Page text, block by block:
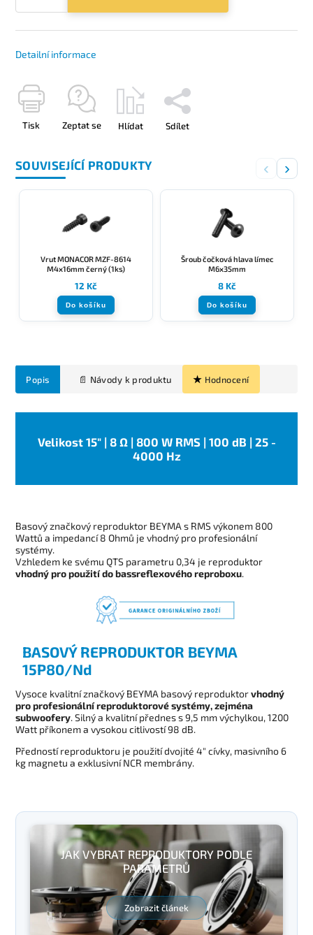
Detailní informace
Tisk Zeptat se Hlídat Sdílet
SOUVISEJÍCÍ PRODUKTY ‹ ›
Vrut MONACOR MZF-8614
M4x16mm černý (1ks)
12 Kč
Do košíku
Šroub čočková hlava límec
M6x35mm
8 Kč
Do košíku
Popis Hodnocení
Velikost 15" | 8 Ω | 800 W RMS | 100 dB | 25 -
4000 Hz
Basový značkový reproduktor BEYMA s RMS výkonem 800
Wattů a impedancí 8 Ohmů je vhodný pro profesionální
systémy.
Vzhledem ke svému QTS parametru 0,34 je reproduktor
vhodný pro použití do bassreflexového reproboxu.
BASOVÝ REPRODUKTOR BEYMA
15P80/Nd
Vysoce kvalitní značkový BEYMA basový reproduktorvhodný
pro profesionální reproduktorové systémy, zejména
subwoofery. Silný a kvalitní přednes s 9,5 mm výchylkou, 1200
Watt příkonem a vysokou citlivostí 98 dB.
Předností reproduktoru je použití dvojité 4" cívky, masivního 6
kg magnetu a exklusivní NCR membrány.
JAK VYBRAT REPRODUKTORY PODLE
PARAMETRŮ
Zobrazit článek